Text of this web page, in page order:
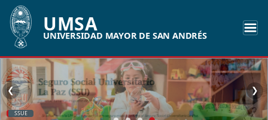
UMSA
UNIVERSIDAD MAYOR DE SAN ANDRÉS
SSUE
❮ ❯